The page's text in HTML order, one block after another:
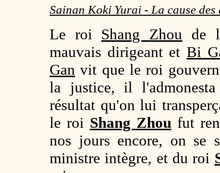
Sainan Koki Yurai - La cause des
Le roi Shang Zhou de
mauvais dirigeant et Bi
Gan vit que le roi
la justice, il
résultat qu'on lui
le roi Shang Zhoufut
nos jours encore, on se
ministre intègre, et du roi